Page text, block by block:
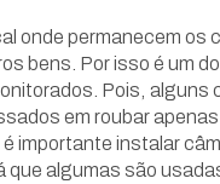
onde permanecem os
bens. Por isso é um
Pois, alguns
em roubar
importante instalar
que algumas são